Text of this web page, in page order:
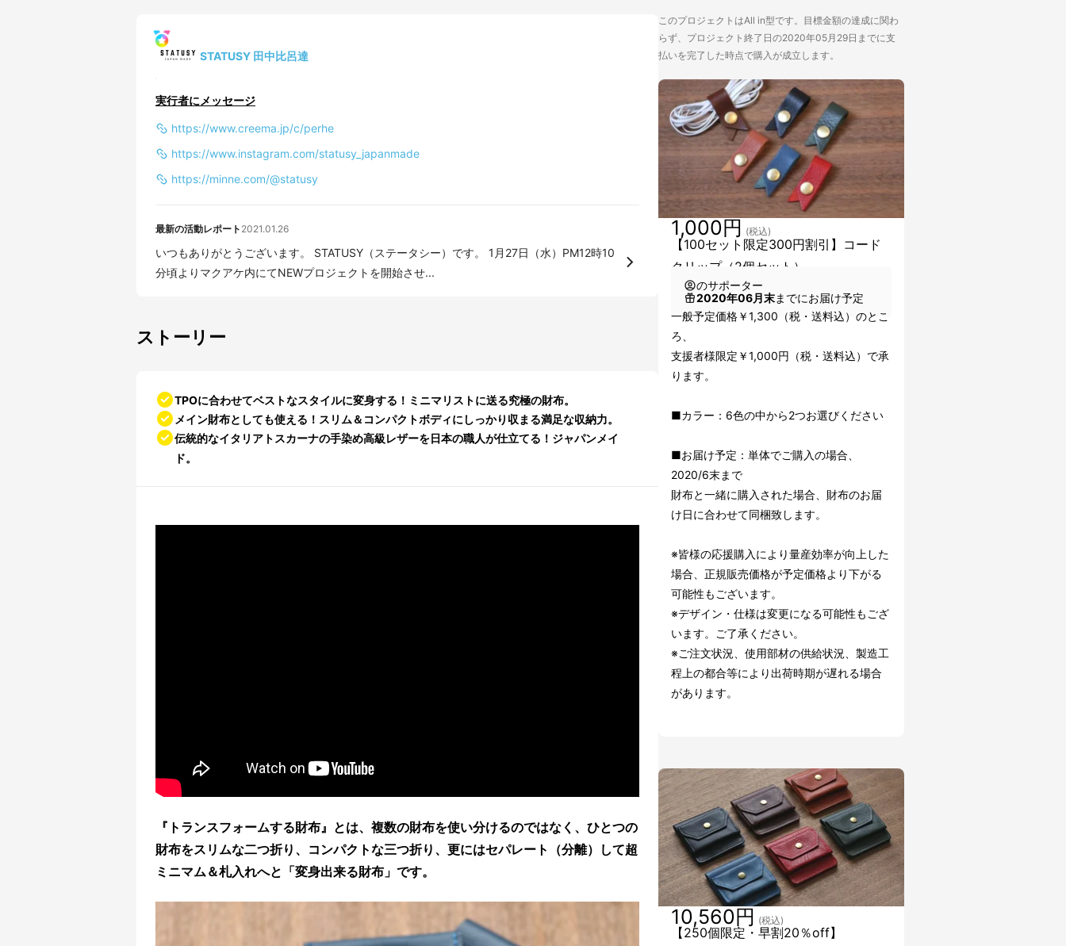
STATUSY 田中比呂達
実行者にメッセージ
https://www.creema.jp/c/perhe
https://www.instagram.com/statusy_japanmade
https://minne.com/@statusy
最新の活動レポート 2021.01.26
いつもありがとうございます。 STATUSY（ステータシー）です。 1月27日（水）PM12時10
分頃よりマクアケ内にてNEWプロジェクトを開始させ...
ストーリー
TPOに合わせてベストなスタイルに変身する！ミニマリストに送る究極の財布。
メイン財布としても使える！スリム＆コンパクトボディにしっかり収まる満足な収納力。
伝統的なイタリアトスカーナの手染め高級レザーを日本の職人が仕立てる！ジャパンメイ
ド。
『トランスフォームする財布』とは、複数の財布を使い分けるのではなく、ひとつの
財布をスリムな二つ折り、コンパクトな三つ折り、更にはセパレート（分離）して超
ミニマム＆札入れへと「変身出来る財布」です。
このプロジェクトはAll in型です。目標金額の達成に関わ
らず、プロジェクト終了日の2020年05月29日までに支
払いを完了した時点で購入が成立します。
【100セット限定300円割引】コード
クリップ（2個セット）
1,000円 (税込)
のサポーター
2020年06月末までにお届け予定
一般予定価格￥1,300（税・送料込）のとこ
ろ、
支援者様限定￥1,000円（税・送料込）で承
ります。
■カラー：6色の中から2つお選びください
■お届け予定：単体でご購入の場合、
2020/6末まで
財布と一緒に購入された場合、財布のお届
け日に合わせて同梱致します。
※皆様の応援購入により量産効率が向上した
場合、正規販売価格が予定価格より下がる
可能性もございます。
※デザイン・仕様は変更になる可能性もござ
います。ご了承ください。
※ご注文状況、使用部材の供給状況、製造工
程上の都合等により出荷時期が遅れる場合
があります。
【250個限定・早割20％off】
10,560円 (税込)